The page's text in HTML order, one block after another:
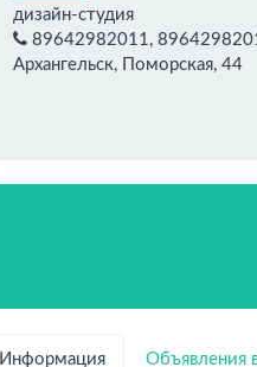
дизайн-студия
89642982011,
Архангельск, Поморская, 44
Информация Объявления